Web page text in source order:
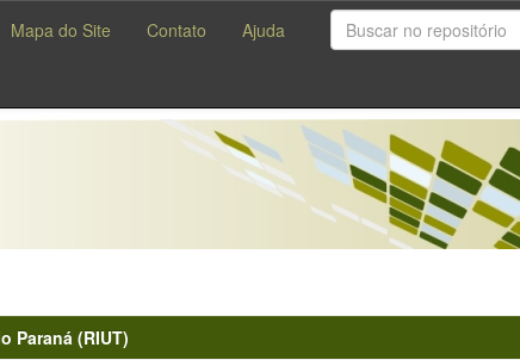
Mapa do Site Contato Ajuda
Paraná (RIUT)